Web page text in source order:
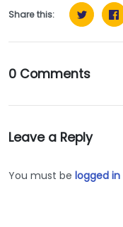
Share this:
0 Comments
Leave a Reply
You must be logged in